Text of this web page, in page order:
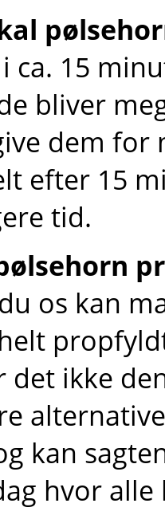
i ca. 15
bliver
dem for
efter 15
tid.
os kan
det ikke
kan
hvor